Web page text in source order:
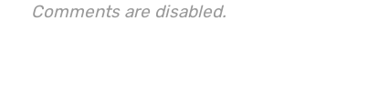
Comments are disabled.